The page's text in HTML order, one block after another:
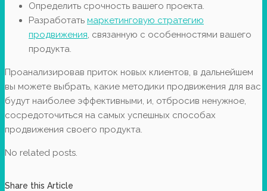
Определить срочность вашего проекта.
Разработать маркетинговую стратегию
продвижения, связанную с особенностями вашего
продукта.
Проанализировав приток новых клиентов, в дальнейшем
вы можете выбрать, какие методики продвижения для вас
будут наиболее эффективными, и, отбросив ненужное,
сосредоточиться на самых успешных способах
продвижения своего продукта.
No related posts.
Share this Article